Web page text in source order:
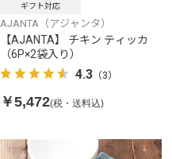
ギフト対応
AJANTA（アジャンタ）
【AJANTA】 チキン ティッカ
（6P×2袋入り）
4.3（3）
￥5,472(税・送料込)